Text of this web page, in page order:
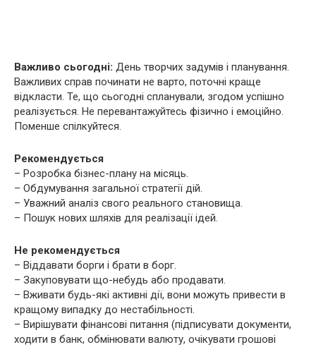
Важливо сьогодні: День творчих задумів і планування.
Важливих справ починати не варто, поточні краще
відкласти. Те, що сьогодні спланували, згодом успішно
реалізується. Не перевантажуйтесь фізично і емоційно.
Поменше спілкуйтеся.
Рекомендується
– Розробка бізнес-плану на місяць.
– Обдумування загальної стратегії дій.
– Уважний аналіз свого реального становища.
– Пошук нових шляхів для реалізації ідей.
Не рекомендується
– Віддавати борги і брати в борг.
– Закуповувати що-небудь або продавати.
– Вживати будь-які активні дії, вони можуть привести в
кращому випадку до нестабільності.
– Вирішувати фінансові питання (підписувати документи,
ходити в банк, обмінювати валюту, очікувати грошові